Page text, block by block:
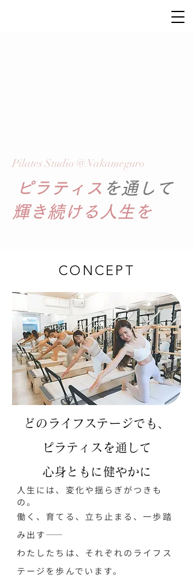
Pilates Studio @​Nakameguro
ピラティス を通して
輝き続ける人生を
CONCEPT
どのライフステージでも、
ピラティスを通して
心身ともに健やかに
人生には、変化や揺らぎがつきも
の。
働く、育てる、立ち止まる、一歩踏
み出す――
わたしたちは、それぞれのライフス
テージを歩んでいます。